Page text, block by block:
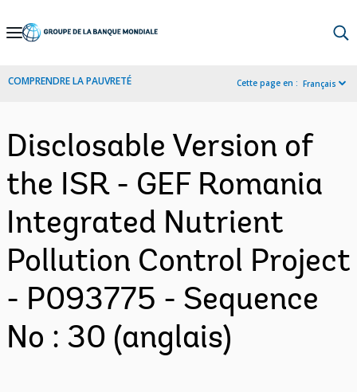
Skip
Navigation
COMPRENDRE LA PAUVRETÉ Cette page en : Français
Disclosable Version of
the ISR - GEF Romania
Integrated Nutrient
Pollution Control Project
- P093775 - Sequence
No : 30 (anglais)